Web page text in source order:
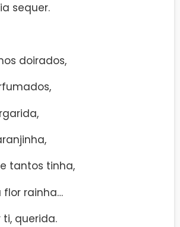
sequer.
doirados,
tantos tinha,
flor rainha…
querida.